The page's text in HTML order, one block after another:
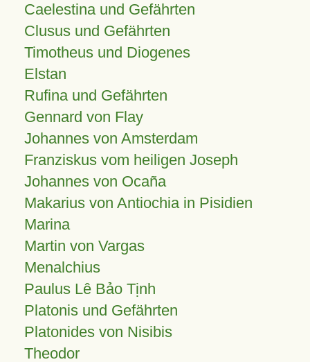
Caelestina und Gefährten
Clusus und Gefährten
Timotheus und Diogenes
Elstan
Rufina und Gefährten
Gennard von Flay
Johannes von Amsterdam
Franziskus vom heiligen Joseph
Johannes von Ocaña
Makarius von Antiochia in Pisidien
Marina
Martin von Vargas
Menalchius
Paulus Lê Bảo Tịnh
Platonis und Gefährten
Platonides von Nisibis
Theodor